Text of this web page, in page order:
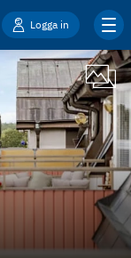
Logga in